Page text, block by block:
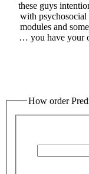
these guys
with psychosocial
modules and
you have your